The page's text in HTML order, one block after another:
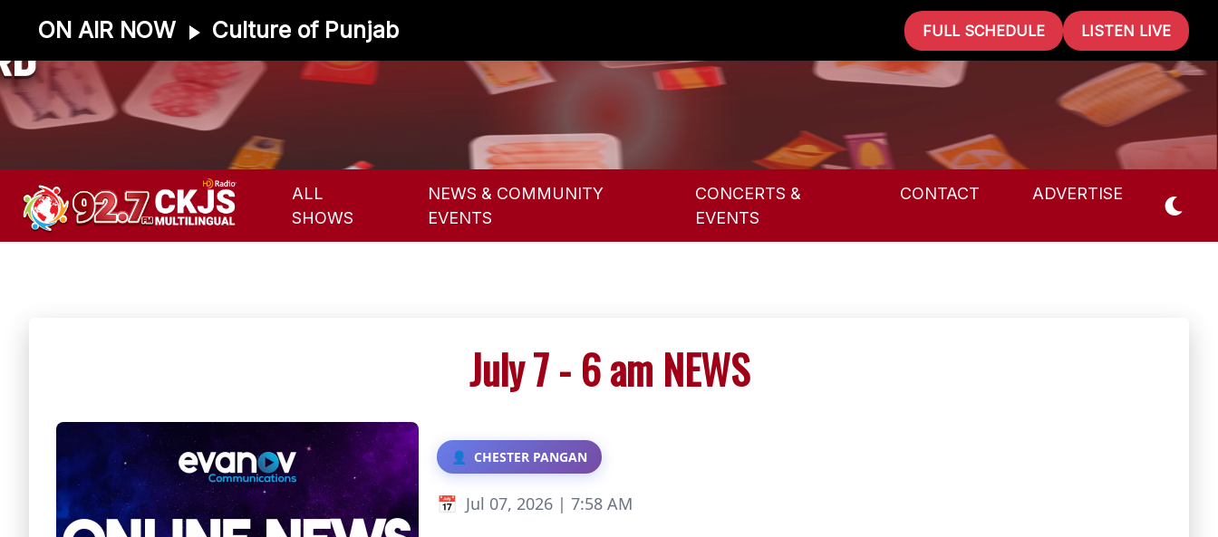
ON AIR NOW Culture of Punjab FULL SCHEDULE LISTEN LIVE
WEEKDAYS AT 8:10 AM
ALL
SHOWS
NEWS & COMMUNITY
EVENTS
CONCERTS &
EVENTS
CONTACT ADVERTISE
July 7 - 6 am NEWS
CHESTER PANGAN
Jul 07, 2026 | 7:58 AM